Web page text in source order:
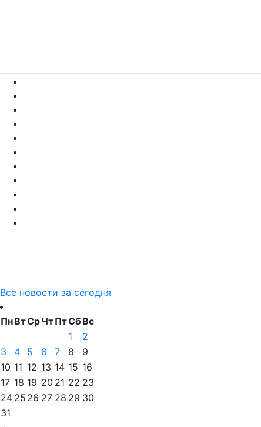
Все новости за сегодня
ПнВтСрЧтПтСбВс
1
2
3
4 5 6 7 8
9
10 11 12 13 14 15 16
17 18 19 20 21 22 23
24 25 26 27 28 29 30
31